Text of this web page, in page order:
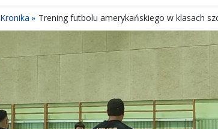
Kronika Trening futbolu amerykańskiego w klasach